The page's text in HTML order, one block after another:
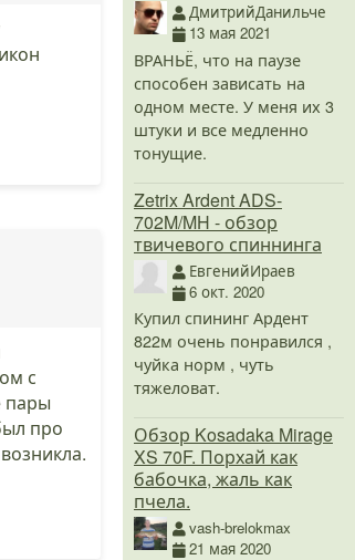
с
пары
про
ДмитрийДанильче
13 мая 2021
ВРАНЬЁ, что на паузе
способен зависать на
одном месте. У меня их 3
штуки и все медленно
тонущие.
Zetrix Ardent ADS-
702M/MH - обзор
твичевого спиннинга
ЕвгенийИраев
6 окт. 2020
Купил спининг Ардент
822м очень понравился ,
чуйка норм , чуть
тяжеловат.
Обзор Kosadaka Mirage
XS 70F. Порхай как
бабочка, жаль как
пчела.
vash-brelokmax
21 мая 2020